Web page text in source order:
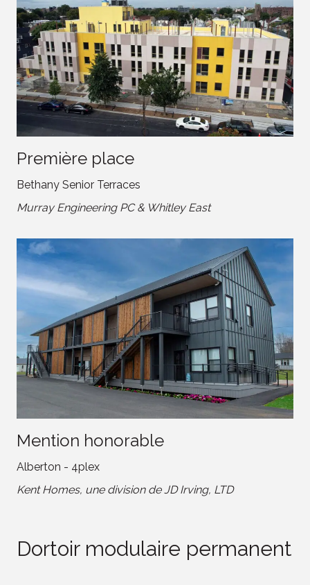
Première place
Bethany Senior Terraces
Murray Engineering PC & Whitley East
Mention honorable
Alberton - 4plex
Kent Homes, une division de JD Irving, LTD
Dortoir modulaire permanent